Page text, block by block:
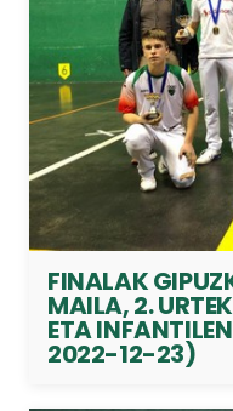
FINALAK
MAILA, 2.
ETA
2022-12-23)